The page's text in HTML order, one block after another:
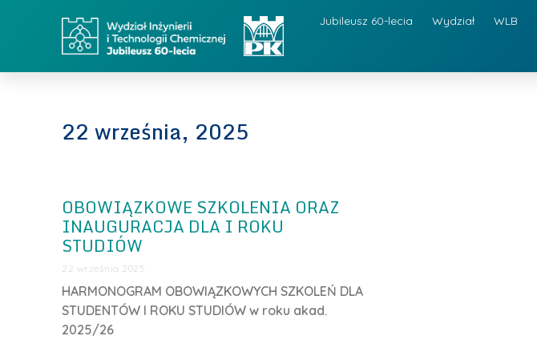
Jubileusz 60-lecia Wydział WLB
22 września, 2025
OBOWIĄZKOWE SZKOLENIA ORAZ
INAUGURACJA DLA I ROKU
STUDIÓW
22 września 2025
HARMONOGRAM OBOWIĄZKOWYCH SZKOLEŃ DLA
STUDENTÓW I ROKU STUDIÓW w roku akad.
2025/26